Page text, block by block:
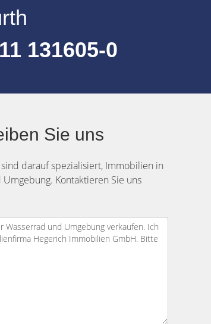
131605-0
Sie uns
darauf spezialisiert, Immobilien in
Umgebung. Kontaktieren Sie uns